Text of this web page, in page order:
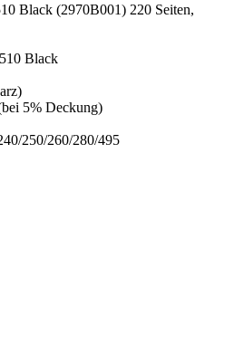
Black (2970B001) 220 Seiten,
Black
5% Deckung)
250/260/280/495